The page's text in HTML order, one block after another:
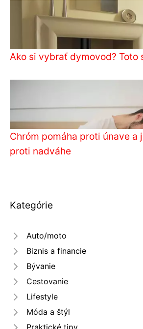
Ako si vybrať dymovod? Toto
Chróm pomáha proti únave a
proti nadváhe
Kategórie
Auto/moto
Biznis a financie
Bývanie
Cestovanie
Lifestyle
Móda a štýl